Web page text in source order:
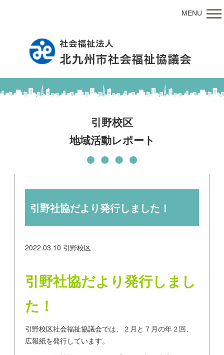
MENU
引野校区
地域活動レポート
引野社協だより発行しました！
2022.03.10 引野校区
引野社協だより発行しまし
た！
引野校区社会福祉協議会では、２月と７月の年２回、
広報紙を発行しています。